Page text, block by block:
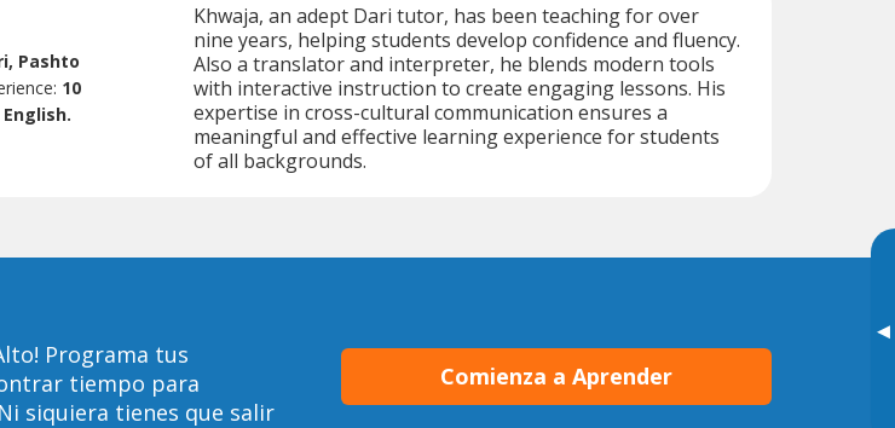
▸
Pashto
10
Khwaja, an adept Dari tutor, has been teaching for over
nine years, helping students develop confidence and fluency.
Also a translator and interpreter, he blends modern tools
with interactive instruction to create engaging lessons. His
expertise in cross-cultural communication ensures a
meaningful and effective learning experience for students
of all backgrounds.
Programa tus
tiempo para
siquiera tienes que salir
Comienza a Aprender